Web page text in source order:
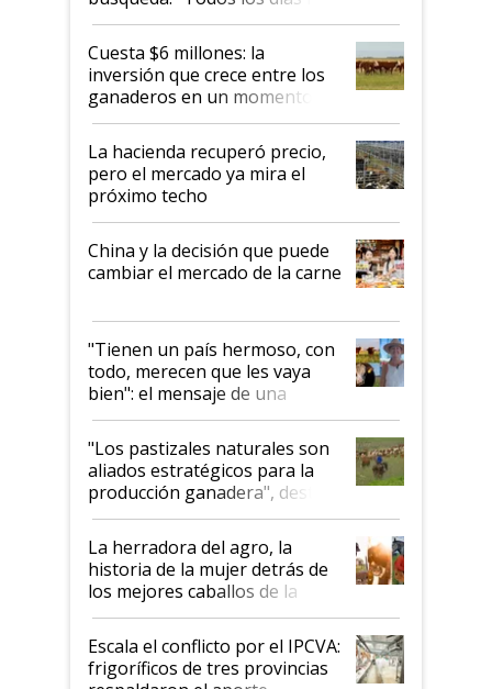
toca a algún productor”
Cuesta $6 millones: la
inversión que crece entre los
ganaderos en un momento
histórico para la actividad
La hacienda recuperó precio,
pero el mercado ya mira el
próximo techo
China y la decisión que puede
cambiar el mercado de la carne
"Tienen un país hermoso, con
todo, merecen que les vaya
bien": el mensaje de una
ganadera uruguaya sobre las
oportunidades que se abren
para el agro en Argentina, con
foco en la carne
"Los pastizales naturales son
aliados estratégicos para la
producción ganadera", destaca
la iniciativa que ya reúne a 46
establecimientos en Argentina
La herradora del agro, la
historia de la mujer detrás de
los mejores caballos de la
Argentina y los mitos que
todavía hacen sufrir a estos
animales: "Mientras me
descalificaban, yo seguí
Escala el conflicto por el IPCVA:
frigoríficos de tres provincias